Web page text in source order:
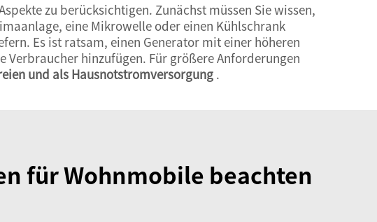
zu berücksichtigen. Zunächst müssen Sie wissen,
eine Mikrowelle oder einen Kühlschrank
Es ist ratsam, einen Generator mit einer höheren
hinzufügen. Für größere Anforderungen
und als Hausnotstromversorgung .
für Wohnmobile beachten